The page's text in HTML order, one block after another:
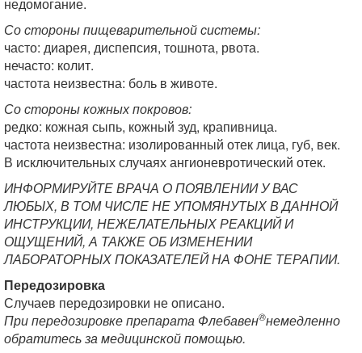
Со стороны пищеварительной системы:
часто: диарея, диспепсия, тошнота, рвота.
нечасто: колит.
частота неизвестна: боль в животе.
Со стороны кожных покровов:
редко: кожная сыпь, кожный зуд, крапивница.
частота неизвестна: изолированный отек лица, губ, век.
В исключительных случаях ангионевротический отек.
ИНФОРМИРУЙТЕ ВРАЧА О ПОЯВЛЕНИИ У ВАС
ЛЮБЫХ, В ТОМ ЧИСЛЕ НЕ УПОМЯНУТЫХ В ДАННОЙ
ИНСТРУКЦИИ, НЕЖЕЛАТЕЛЬНЫХ РЕАКЦИЙ И
ОЩУЩЕНИЙ, А ТАКЖЕ ОБ ИЗМЕНЕНИИ
ЛАБОРАТОРНЫХ ПОКАЗАТЕЛЕЙ НА ФОНЕ ТЕРАПИИ.
Передозировка
Случаев передозировки не описано.
При передозировке препарата Флебавен®немедленно
обратитесь за медицинской помощью.